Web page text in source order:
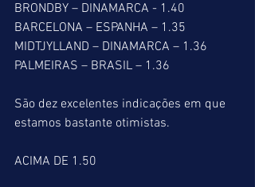
BRONDBY – DINAMARCA - 1.40
BARCELONA – ESPANHA – 1.35
MIDTJYLLAND – DINAMARCA – 1.36
PALMEIRAS – BRASIL – 1.36
São dez excelentes indicações em que
estamos bastante otimistas.
ACIMA DE 1.50